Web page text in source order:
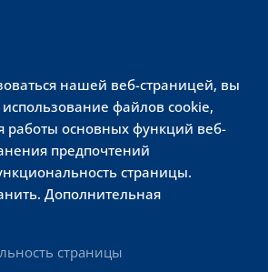
нашей веб-страницей, вы
файлов cookie,
работы основных функций веб-
предпочтений
страницы.
Дополнительная
страницы